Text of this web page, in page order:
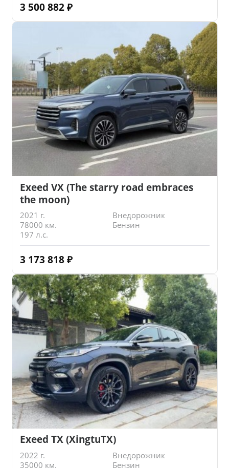
3 500 882 ₽
Exeed VX (The starry road embraces
the moon)
2021 г.
Внедорожник
78000 км.
Бензин
197 л.с.
3 173 818 ₽
Exeed TX (XingtuTX)
2022 г.
Внедорожник
35000 км.
Бензин